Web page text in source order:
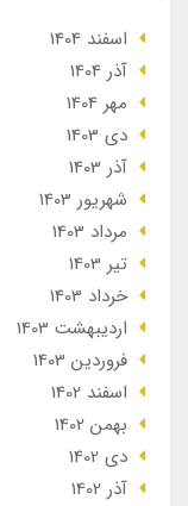
اسفند 1404
آذر 1404
مهر 1404
دی 1403
آذر 1403
شهریور 1403
مرداد 1403
تير 1403
خرداد 1403
ارديبهشت 1403
فروردین 1403
اسفند 1402
بهمن 1402
دی 1402
آذر 1402